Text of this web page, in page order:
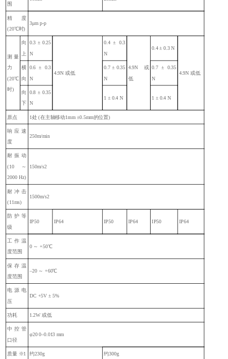
围
精度
(20℃时)
3μm p-p
测量
力
(20℃
时)
向
上
0.3 ± 0.25
N
4.9N 或低
0.4 ± 0.3
N
4.9N 或
低
0.4 ± 0.3 N
4.9N 或低
横
向
0.6 ± 0.3
N
0.7 ± 0.35
N
0.7 ± 0.35
N
向
下
0.8 ± 0.35
N
1 ± 0.4 N 1 ± 0.4 N
原点 1处 (在主轴移动1mm ±0.5mm的位置)
响应速
度
250m/min
耐振动
(10 ～
2000 Hz)
150m/s2
耐冲击
(11ms)
1500m/s2
防护等
级
IP50 IP64 IP50 IP64 IP50 IP64
工作温
度范围
0 ～ +50℃
保存温
度范围
‒20 ～ +60℃
电源电
压
DC +5V ± 5%
功耗 1.2W 或低
中控管
口径
φ20 0‒0.013 mm
质量 ※1 约230g 约300g